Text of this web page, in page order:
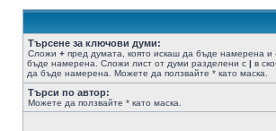
Търсене за ключови думи:
Сложи + пред думата, която искаш да бъде намерена и
бъде намерена. Сложи лист от думи разделени с | в
да бъде намерена. Можете да ползвайте * като маска.
Търси по автор:
Можете да ползвайте * като маска.